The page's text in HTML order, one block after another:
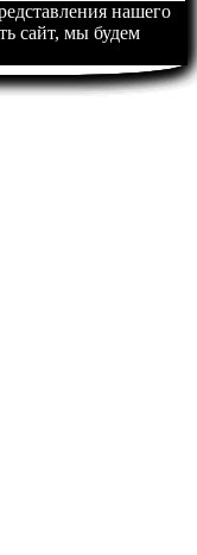
нашего
сайт, мы будем